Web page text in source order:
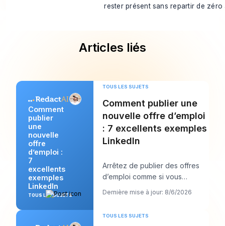
rester présent sans repartir de
Articles liés
Comment
publier
une
nouvelle
offre
d’emploi :
7
excellents
exemples
LinkedIn
TOUS LES SUJETS
TOUS LES SUJETS
Comment publier une
nouvelle offre d’emploi
: 7 excellents exemples
LinkedIn
Arrêtez de publier des offres
d’emploi comme si vous
remplissiez des formulaires et
commencez à les
Dernière mise à jour: 8/6/2026
TOUS LES SUJETS